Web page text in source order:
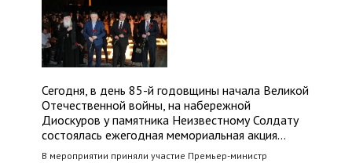
Сегодня, в день 85-й годовщины начала Великой
Отечественной войны, на набережной
Диоскуров у памятника Неизвестному Солдату
состоялась ежегодная мемориальная акция…
В мероприятии приняли участие Премьер-министр